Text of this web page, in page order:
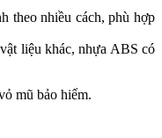
theo nhiều cách, phù hợp
liệu khác, nhựa ABS có
mũ bảo hiểm.